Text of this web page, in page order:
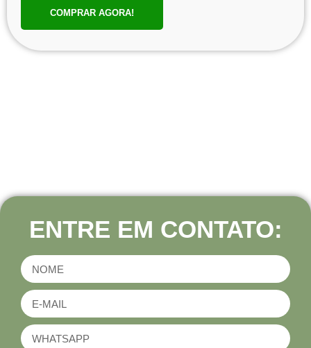
COMPRAR AGORA!
ENTRE EM CONTATO: